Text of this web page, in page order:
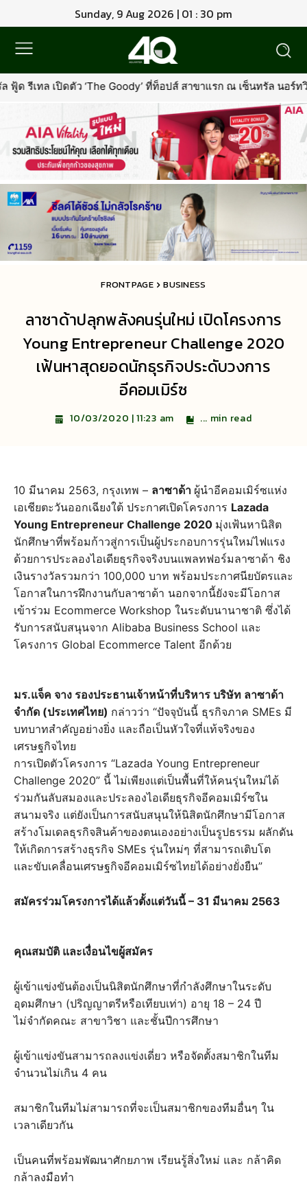
Sunday, 9 Aug 2026 | 01 : 30 pm
ที่ท็อปส์ สาขาแรก ณ เซ็นทรัล นอร์ทวิลล์พร้อมรุกตลาด
FRONTPAGE BUSINESS
ลาซาด้าปลุกพลังคนรุ่นใหม่ เปิดโครงการ
Young Entrepreneur Challenge 2020
เฟ้นหาสุดยอดนักธุรกิจประดับวงการ
อีคอมเมิร์ซ
10/03/2020 | 11:23 am ... min read
10 มีนาคม 2563, กรุงเทพ – ลาซาด้า ผู้นำอีคอมเมิร์ซแห่ง
เอเชียตะวันออกเฉียงใต้ ประกาศเปิดโครงการ Lazada
Young Entrepreneur Challenge 2020 มุ่งเฟ้นหานิสิต
นักศึกษาที่พร้อมก้าวสู่การเป็นผู้ประกอบการรุ่นใหม่ไฟแรง
ด้วยการประลองไอเดียธุรกิจจริงบนแพลทฟอร์มลาซาด้า ชิง
เงินรางวัลรวมกว่า 100,000 บาท พร้อมประกาศนียบัตรและ
โอกาสในการฝึกงานกับลาซาด้า นอกจากนี้ยังจะมีโอกาส
เข้าร่วม Ecommerce Workshop ในระดับนานาชาติ ซึ่งได้
รับการสนับสนุนจาก Alibaba Business School และ
โครงการ Global Ecommerce Talent อีกด้วย
มร.แจ็ค จาง รองประธานเจ้าหน้าที่บริหาร บริษัท ลาซาด้า
จำกัด (ประเทศไทย) กล่าวว่า “ปัจจุบันนี้ ธุรกิจภาค SMEs มี
บทบาทสำคัญอย่างยิ่ง และถือเป็นหัวใจที่แท้จริงของ
เศรษฐกิจไทย
การเปิดตัวโครงการ “Lazada Young Entrepreneur
Challenge 2020” นี้ ไม่เพียงแต่เป็นพื้นที่ให้คนรุ่นใหม่ได้
ร่วมกันลับสมองและประลองไอเดียธุรกิจอีคอมเมิร์ซใน
สนามจริง แต่ยังเป็นการสนับสนุนให้นิสิตนักศึกษามีโอกาส
สร้างโมเดลธุรกิจสินค้าของตนเองอย่างเป็นรูปธรรม ผลักดัน
ให้เกิดการสร้างธุรกิจ SMEs รุ่นใหม่ๆ ที่สามารถเติบโต
และขับเคลื่อนเศรษฐกิจอีคอมเมิร์ซไทยได้อย่างยั่งยืน”
สมัครร่วมโครงการได้แล้วตั้งแต่วันนี้ – 31 มีนาคม 2563
คุณสมบัติ และเงื่อนไขผู้สมัคร
ผู้เข้าแข่งขันต้องเป็นนิสิตนักศึกษาที่กำลังศึกษาในระดับ
อุดมศึกษา (ปริญญาตรีหรือเทียบเท่า) อายุ 18 – 24 ปี
ไม่จำกัดคณะ สาขาวิชา และชั้นปีการศึกษา
ผู้เข้าแข่งขันสามารถลงแข่งเดี่ยว หรือจัดตั้งสมาชิกในทีม
จำนวนไม่เกิน 4 คน
สมาชิกในทีมไม่สามารถที่จะเป็นสมาชิกของทีมอื่นๆ ใน
เวลาเดียวกัน
เป็นคนที่พร้อมพัฒนาศักยภาพ เรียนรู้สิ่งใหม่ และ กล้าคิด
กล้าลงมือทำ